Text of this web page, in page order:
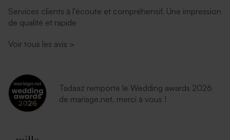
Services clients à l’écoute et compréhensif. Une impression
de qualité et rapide
Voir tous les avis >
Tadaaz remporte le Wedding awards 2026
de mariage.net, merci à vous !